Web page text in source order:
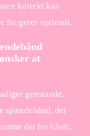
korrekt kan
fungerer optimalt.
at
genstande,
spændebånd, der
det for hårdt,